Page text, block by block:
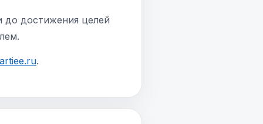
до достижения целей
.